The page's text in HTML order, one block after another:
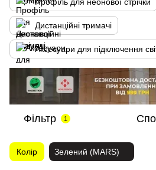
Дистанційні тримачі
Аксесуари для підключення
Фільтр 1
Колір Зелений (MARS)